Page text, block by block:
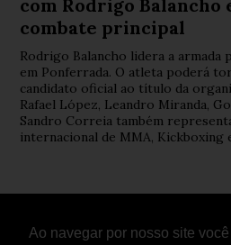
Ao navegar por nosso site
com Rodrigo Balancho
combate principal
Rodrigo Balancho lidera a armada
em Ponferrada. O atleta poderá
candidato oficial ao título da
Rafael López, Leandro Miranda,
Sandro Correia também
internacional de MMA, Kickboxing